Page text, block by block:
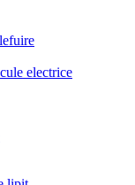
electrice